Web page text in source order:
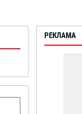
РЕКЛАМА